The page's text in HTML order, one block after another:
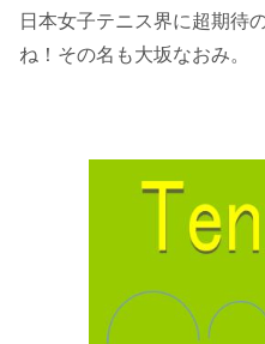
日本女子テニス界に超期待
ね！その名も大坂なおみ。